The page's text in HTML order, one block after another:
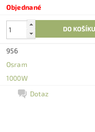
Objednané
956
Osram
1000W
Dotaz